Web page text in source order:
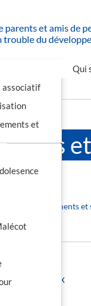
Qui
associatif
et
des établissements
réponses aux